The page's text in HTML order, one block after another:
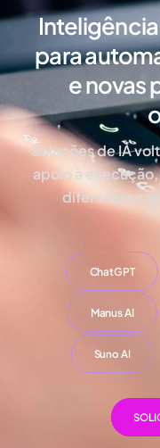
para
e novas
Soluções de IA
apoio à
diferentes
ChatGPT
Manus AI
Suno AI